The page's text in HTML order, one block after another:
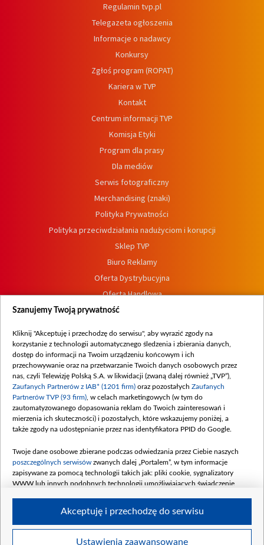
Regulamin tvp.pl
Telegazeta ogłoszenia
Informacje o nadawcy
Konkursy
Zgłoś program (ROPAT)
Kariera w TVP
Kontakt
Centrum informacji TVP
Komisja Etyki
Program dla prasy
Dla mediów
Serwis fotograficzny
Merchandising (znaki)
Polityka Prywatności
Polityka przeciwdziałania nadużyciom i korupcji
Sklep TVP
Biuro Reklamy
Oferta Dystrybucyjna
Oferta Handlowa
Dostępność
Procedura zgłoszeń wewnętrznych
Szanujemy Twoją prywatność
Kliknij "Akceptuję i przechodzę do serwisu", aby wyrazić zgody na
korzystanie z technologii automatycznego śledzenia i zbierania danych,
dostęp do informacji na Twoim urządzeniu końcowym i ich
przechowywanie oraz na przetwarzanie Twoich danych osobowych przez
nas, czyli Telewizję Polską S.A. w likwidacji (zwaną dalej również „TVP”),
Zaufanych Partnerów z IAB* (1201 firm) oraz pozostałych Zaufanych
Partnerów TVP (93 firm) , w celach marketingowych (w tym do
zautomatyzowanego dopasowania reklam do Twoich zainteresowań i
mierzenia ich skuteczności) i pozostałych, które wskazujemy poniżej, a
także zgody na udostępnianie przez nas identyfikatora PPID do Google.
Twoje dane osobowe zbierane podczas odwiedzania przez Ciebie naszych
poszczególnych serwisów zwanych dalej „Portalem”, w tym informacje
zapisywane za pomocą technologii takich jak: pliki cookie, sygnalizatory
WWW lub innych podobnych technologii umożliwiających świadczenie
Twoje dane osobowe zbierane podczas odwiedzania przez Ciebie
Ustawienia zaawansowane
Akceptuję i przechodzę do serwisu